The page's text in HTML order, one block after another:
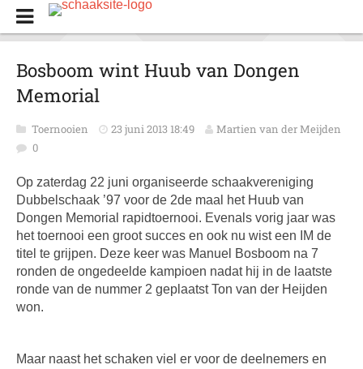
Bosboom wint Huub van Dongen
Memorial
Toernooien 23 juni 2013 18:49
Martien van der Meijden
0
Op zaterdag 22 juni organiseerde schaakvereniging
Dubbelschaak ’97 voor de 2de maal het Huub van
Dongen Memorial rapidtoernooi. Evenals vorig jaar was
het toernooi een groot succes en ook nu wist een IM de
titel te grijpen. Deze keer was Manuel Bosboom na 7
ronden de ongedeelde kampioen nadat hij in de laatste
ronde van de nummer 2 geplaatst Ton van der Heijden
won.
Maar naast het schaken viel er voor de deelnemers en